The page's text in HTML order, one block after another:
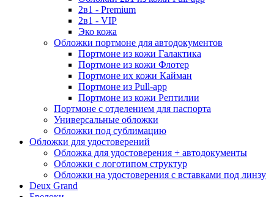
2в1 - Premium
2в1 - VIP
Эко кожа
Обложки портмоне для автодокументов
Портмоне из кожи Галактика
Портмоне из кожи Флотер
Портмоне их кожи Кайман
Портмоне из Pull-app
Портмоне из кожи Рептилии
Портмоне с отделением для паспорта
Универсальные обложки
Обложки под сублимацию
Обложки для удостоверений
Обложка для удостоверения + автодокументы
Обложки с логотипом структур
Обложки на удостоверения с вставками под линзу
Deux Grand